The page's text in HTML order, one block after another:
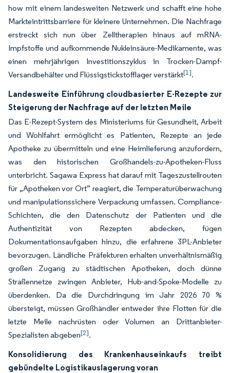
how mit einem landesweiten Netzwerk und schafft eine hohe
Markteintrittsbarriere für kleinere Unternehmen. Die Nachfrage
erstreckt sich nun über Zelltherapien hinaus auf mRNA-
Impfstoffe und aufkommende Nukleinsäure-Medikamente, was
einen mehrjährigen Investitionszyklus in Trocken-Dampf-
Versandbehälter und Flüssigstickstofflager verstärkt[1].
Landesweite Einführung cloudbasierter E-Rezepte zur
Steigerung der Nachfrage auf der letzten Meile
Das E-Rezept-System des Ministeriums für Gesundheit, Arbeit
und Wohlfahrt ermöglicht es Patienten, Rezepte an jede
Apotheke zu übermitteln und eine Heimlieferung anzufordern,
was den historischen Großhandels-zu-Apotheken-Fluss
unterbricht. Sagawa Express hat darauf mit Tageszustellrouten
für „Apotheken vor Ort” reagiert, die Temperaturüberwachung
und manipulationssichere Verpackung umfassen. Compliance-
Schichten, die den Datenschutz der Patienten und die
Authentizität von Rezepten abdecken, fügen
Dokumentationsaufgaben hinzu, die erfahrene 3PL-Anbieter
bevorzugen. Ländliche Präfekturen erhalten unverhältnismäßig
großen Zugang zu städtischen Apotheken, doch dünne
Straßennetze zwingen Anbieter, Hub-and-Spoke-Modelle zu
überdenken. Da die Durchdringung im Jahr 2026 70 %
übersteigt, müssen Großhändler entweder ihre Flotten für die
letzte Meile nachrüsten oder Volumen an Drittanbieter-
Spezialisten abgeben[2].
Konsolidierung des Krankenhauseinkaufs treibt
gebündelte Logistikauslagerung voran